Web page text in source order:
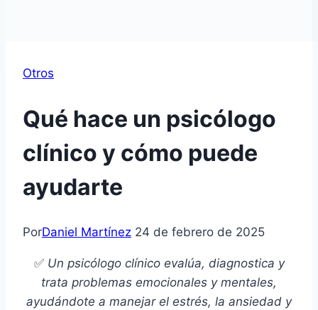
Otros
Qué hace un psicólogo
clínico y cómo puede
ayudarte
PorDaniel Martínez 24 de febrero de 2025
✅ Un psicólogo clínico evalúa, diagnostica y
trata problemas emocionales y mentales,
ayudándote a manejar el estrés, la ansiedad y